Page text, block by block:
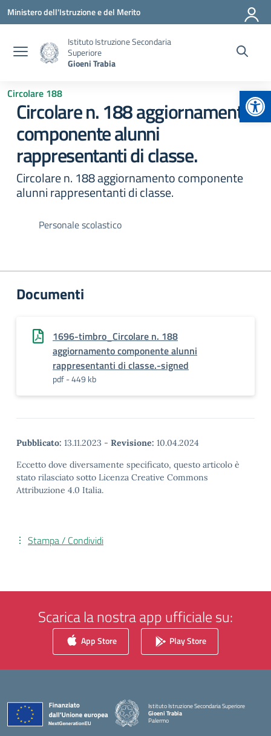
Vai ai contenuti
Vai al menu di navigazione
Vai al footer
Ministero dell'Istruzione e del Merito
Istituto Istruzione Secondaria
Superiore
Gioeni Trabia
Circolare 188
Circolare n. 188 aggiornamento
componente alunni
rappresentanti di classe.
Circolare n. 188 aggiornamento componente
alunni rappresentanti di classe.
Personale scolastico
Documenti
1696-timbro_Circolare n. 188
aggiornamento componente alunni
rappresentanti di classe.-signed
pdf - 449 kb
Pubblicato: 13.11.2023 - Revisione: 10.04.2024
Eccetto dove diversamente specificato, questo articolo è
stato rilasciato sotto Licenza Creative Commons
Attribuzione 4.0 Italia.
Stampa / Condividi
Scarica la nostra app ufficiale su:
App Store Play Store
Istituto Istruzione Secondaria Superiore
Gioeni Trabia
Palermo